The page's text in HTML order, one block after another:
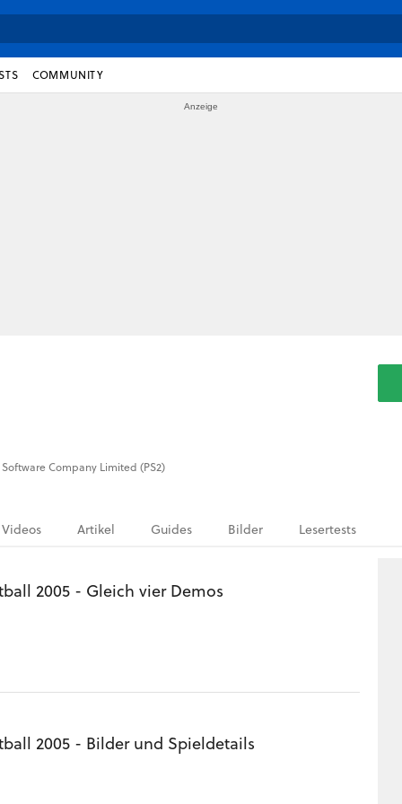
COMMUNITY
Company Limited (PS2)
Videos Artikel Guides Bilder Lesertests
2005 - Gleich vier Demos
2005 - Bilder und Spieldetails